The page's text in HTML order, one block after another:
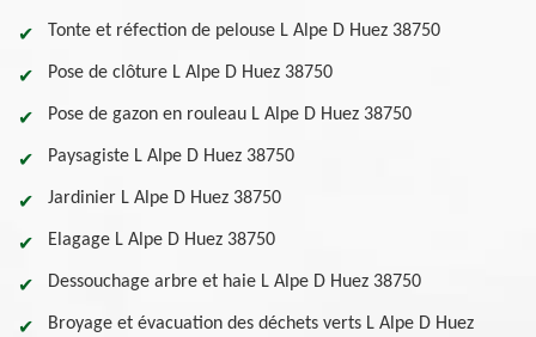
Tonte et réfection de pelouse L Alpe D Huez 38750
Pose de clôture L Alpe D Huez 38750
Pose de gazon en rouleau L Alpe D Huez 38750
Paysagiste L Alpe D Huez 38750
Jardinier L Alpe D Huez 38750
Elagage L Alpe D Huez 38750
Dessouchage arbre et haie L Alpe D Huez 38750
Broyage et évacuation des déchets verts L Alpe D Huez